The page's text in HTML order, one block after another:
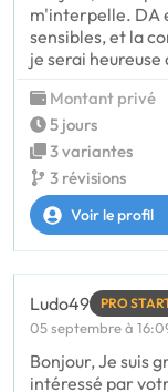
m'interpelle. DA
sensibles, et la
je serai
Montant privé
5 jours
3 variantes
3 révisions
Voir le profil
Ludo49 PRO
05 septembre à
Bonjour, Je suis
intéressé par